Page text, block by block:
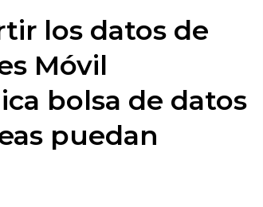
los datos de
Móvil
bolsa de datos
puedan